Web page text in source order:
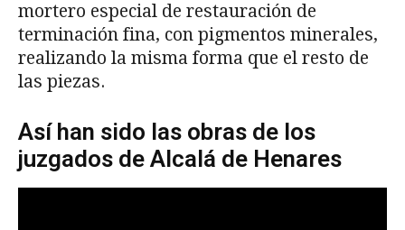
mortero especial de restauración de
terminación fina, con pigmentos minerales,
realizando la misma forma que el resto de
las piezas.
Así han sido las obras de los
juzgados de Alcalá de Henares